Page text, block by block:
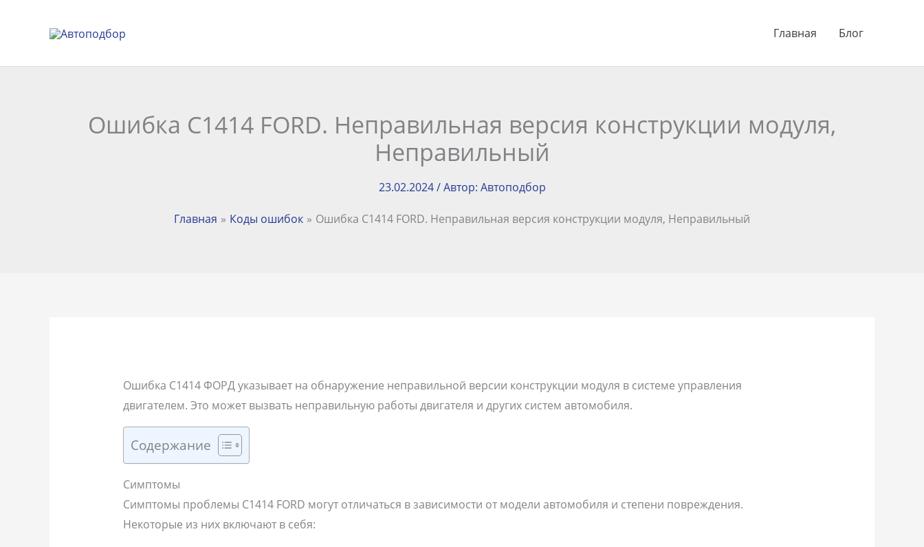
Главная Блог
Ошибка C1414 FORD. Неправильная версия конструкции модуля,
Неправильный
23.02.2024/ Автор: Автоподбор
Главная Коды ошибок Ошибка C1414 FORD. Неправильная версия конструкции модуля, Неправильный
Ошибка C1414 ФОРД указывает на обнаружение неправильной версии конструкции модуля в системе управления
двигателем. Это может вызвать неправильную работы двигателя и других систем автомобиля.
Содержание
Симптомы
Симптомы проблемы C1414 FORD могут отличаться в зависимости от модели автомобиля и степени повреждения.
Некоторые из них включают в себя: